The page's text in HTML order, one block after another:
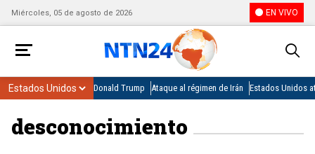
Miércoles, 05 de agosto de 2026 EN VIVO
Donald Trump Ataque al régimen de Irán Estados Unidos
desconocimiento